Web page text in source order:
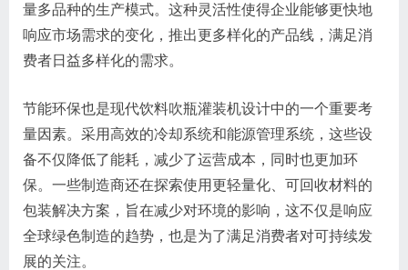
量多品种的生产模式。这种灵活性使得企业能够更快地
响应市场需求的变化，推出更多样化的产品线，满足消
费者日益多样化的需求。
节能环保也是现代饮料吹瓶灌装机设计中的一个重要考
量因素。采用高效的冷却系统和能源管理系统，这些设
备不仅降低了能耗，减少了运营成本，同时也更加环
保。一些制造商还在探索使用更轻量化、可回收材料的
包装解决方案，旨在减少对环境的影响，这不仅是响应
全球绿色制造的趋势，也是为了满足消费者对可持续发
展的关注。